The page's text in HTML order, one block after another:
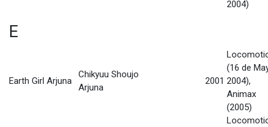
2004)
E
Earth Girl Arjuna
Chikyuu Shoujo
Arjuna
2001
(16 de
2004),
Animax
(2005)